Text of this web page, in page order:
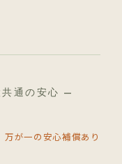
通の安心 —
万が一の安心補償あり